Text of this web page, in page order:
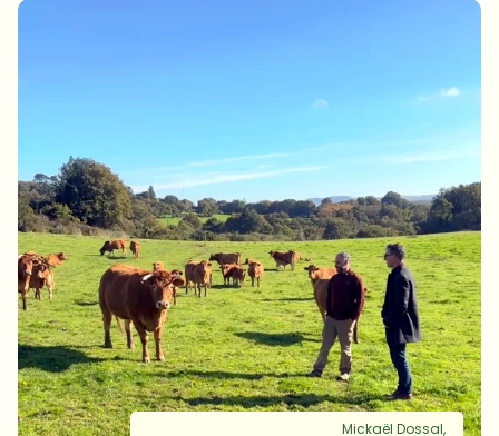
Mickaël Dossal,